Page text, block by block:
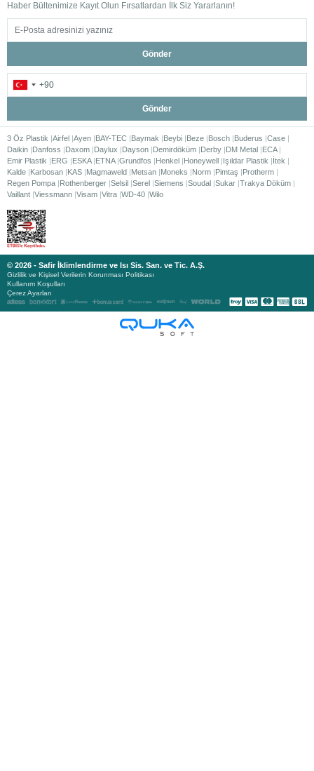
Haber Bültenimize Kayıt Olun Fırsatlardan İlk Siz Yararlanın!
Gönder
Gönder
3 Öz Plastik Airfel Ayen BAY-TEC Baymak Beybi Beze Bosch Buderus Case
Daikin Danfoss Daxom Daylux Dayson Demirdöküm Derby DM Metal ECA
Emir Plastik
ERG ESKA ETNA Grundfos Henkel Honeywell Işıldar Plastik
İtek
Kalde Karbosan KAS Magmaweld Metsan Moneks Norm Pimtaş
Protherm
Regen Pompa Rothenberger Selsil Serel Siemens Soudal Sukar Trakya Döküm
Vaillant Viessmann Visam Vitra WD-40 Wilo
© 2026 - Safir İklimlendirme ve Isı Sis. San. ve Tic. A.Ş.
Gizlilik ve Kişisel Verilerin Korunması Politikası
Kullanım Koşulları
Çerez Ayarları